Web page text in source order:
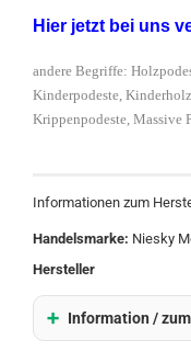
Hier jetzt bei uns
andere Begriffe:
Kinderpodeste,
Krippenpodeste, Massive
Informationen zum
Handelsmarke: Niesky
Hersteller
Information /